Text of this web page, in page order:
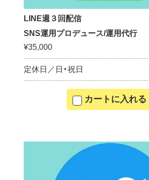
LINE週３回配信
SNS運用プロデュース/運用代行
¥35,000
定休日／日・祝日
カートに入れる